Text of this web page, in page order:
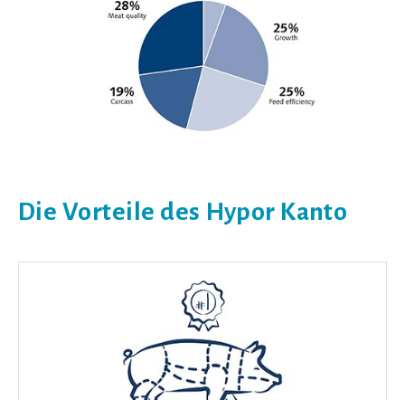
Die Vorteile des Hypor Kanto